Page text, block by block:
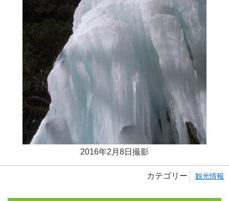
2016年2月8日撮影
カテゴリー 観光情報